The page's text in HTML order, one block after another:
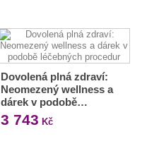
Dovolená plná zdraví:
Neomezený wellness a
dárek v podobě…
3 743 Kč